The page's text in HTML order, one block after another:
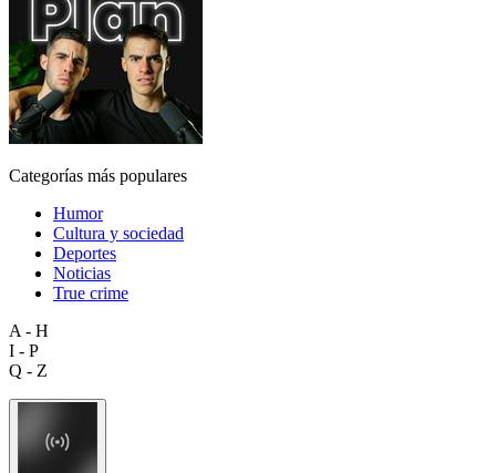
Categorías más populares
Humor
Cultura y sociedad
Deportes
Noticias
True crime
A - H
I - P
Q - Z